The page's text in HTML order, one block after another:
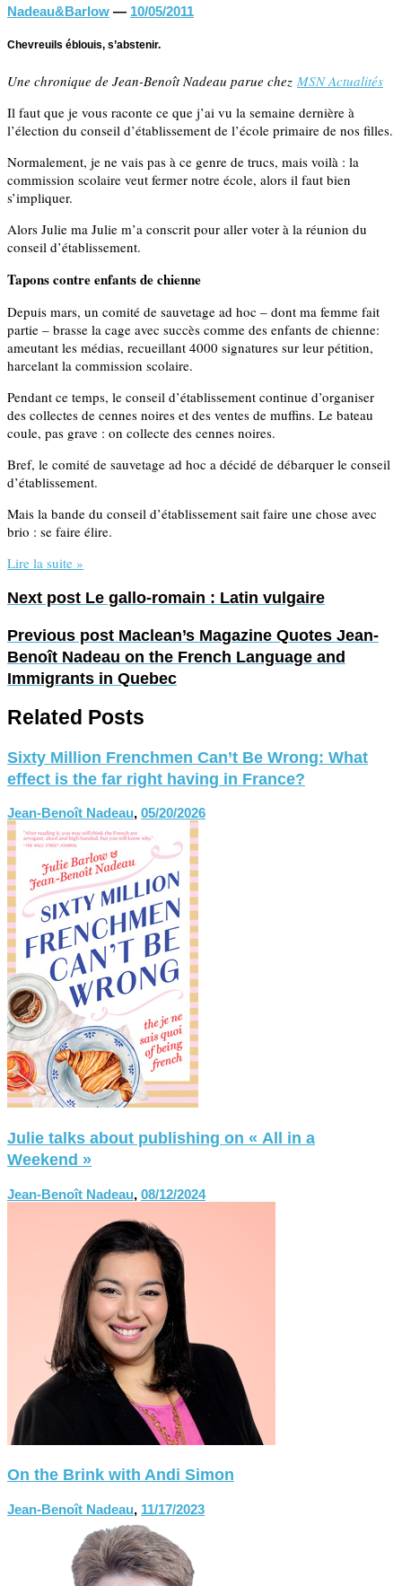
Nadeau&Barlow — 10/05/2011
Chevreuils éblouis, s’abstenir.
Une chronique de Jean-Benoît Nadeau parue chez MSN Actualités
Il faut que je vous raconte ce que j’ai vu la semaine dernière à
l’élection du conseil d’établissement de l’école primaire de nos filles.
Normalement, je ne vais pas à ce genre de trucs, mais voilà : la
commission scolaire veut fermer notre école, alors il faut bien
s’impliquer.
Alors Julie ma Julie m’a conscrit pour aller voter à la réunion du
conseil d’établissement.
Tapons contre enfants de chienne
Depuis mars, un comité de sauvetage ad hoc – dont ma femme fait
partie – brasse la cage avec succès comme des enfants de chienne:
ameutant les médias, recueillant 4000 signatures sur leur pétition,
harcelant la commission scolaire.
Pendant ce temps, le conseil d’établissement continue d’organiser
des collectes de cennes noires et des ventes de muffins. Le bateau
coule, pas grave : on collecte des cennes noires.
Bref, le comité de sauvetage ad hoc a décidé de débarquer le conseil
d’établissement.
Mais la bande du conseil d’établissement sait faire une chose avec
brio : se faire élire.
Lire la suite »
Next post Le gallo-romain : Latin vulgaire
Previous post Maclean’s Magazine Quotes Jean-
Benoît Nadeau on the French Language and
Immigrants in Quebec
Related Posts
Sixty Million Frenchmen Can’t Be Wrong: What
effect is the far right having in France?
Jean-Benoît Nadeau, 05/20/2026
Julie talks about publishing on « All in a
Weekend »
Jean-Benoît Nadeau, 08/12/2024
On the Brink with Andi Simon
Jean-Benoît Nadeau, 11/17/2023